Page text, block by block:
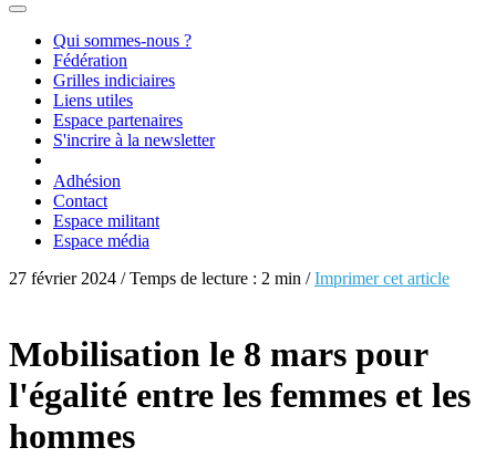
Qui sommes-nous ?
Fédération
Grilles indiciaires
Liens utiles
Espace partenaires
S'incrire à la newsletter
Adhésion
Contact
Espace militant
Espace média
27 février 2024 / Temps de lecture : 2 min /Imprimer cet article
Mobilisation le 8 mars pour
l'égalité entre les femmes et les
hommes